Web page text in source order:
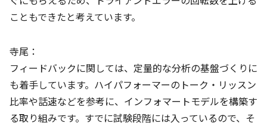
こともできたと考えています。
寺尾：
フィードバックに関しては、定量的な分析の基盤づくりに
も着手しています。ハイパフォーマーのトーク・リッスン
比率や話速などを参考に、インフォマートモデルを構築す
る取り組みです。すでに試験段階には入っているので、そ